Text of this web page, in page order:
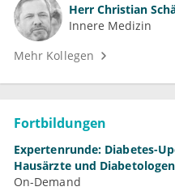
Herr Christian
Innere Medizin
Mehr Kollegen
Fortbildungen
Expertenrunde: Diabetes-
Hausärzte und Diabetologen
On-Demand